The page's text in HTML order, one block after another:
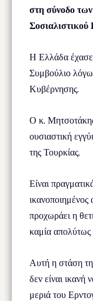
στη σύνοδο
Η Ελλάδα έχασε
Συμβούλιο λόγω
Κυβέρνησης.
Ο κ.
ουσιαστική
της Τουρκίας.
Είναι
προχωράει η
καμία απολύτως
Αυτή η στάση
δεν είναι ικανή
μεριά του